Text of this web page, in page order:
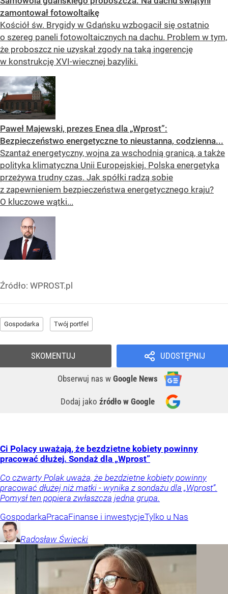
zamontował fotowoltaikę
Kościół św. Brygidy w Gdańsku wzbogacił się ostatnio
o szereg paneli fotowoltaicznych na dachu. Problem w tym,
że proboszcz nie uzyskał zgody na taką ingerencję
w konstrukcję XVI-wiecznej bazyliki.
Paweł Majewski, prezes Enea dla „Wprost”:
Bezpieczeństwo energetyczne to nieustanna, codzienna...
Szantaż energetyczny, wojna za wschodnią granicą, a także
polityka klimatyczna Unii Europejskiej. Polska energetyka
przeżywa trudny czas. Jak spółki radzą sobie
z zapewnieniem bezpieczeństwa energetycznego kraju?
O kluczowe wątki...
Źródło: WPROST.pl
Gospodarka Twój portfel
UDOSTĘPNIJ
Obserwuj nas w Google News
Dodaj jako źródło w Google
SKOMENTUJ
Ci Polacy uważają, że bezdzietne kobiety powinny
pracować dłużej. Sondaż dla „Wprost”
Co czwarty Polak uważa, że bezdzietne kobiety powinny
pracować dłużej niż matki - wynika z sondażu dla „Wprost”.
Pomysł ten popiera zwłaszcza jedna grupa.
GospodarkaPracaFinanse i inwestycjeTylko u Nas
Radosław Święcki